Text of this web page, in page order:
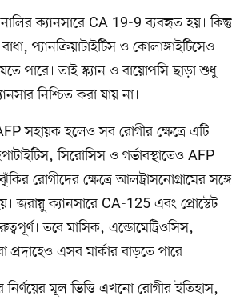
ক্যানসারে CA 19-9 ব্যবহৃত হয়। কিন্তু
প্যানক্রিয়াটাইটিস ও কোলাঙ্গাইটিসেও
পারে। তাই স্ক্যান ও বায়োপসি ছাড়া শুধু
নিশ্চিত করা যায় না।
সহায়ক হলেও সব রোগীর ক্ষেত্রে এটি
সিরোসিস ও গর্ভাবস্থাতেও AFP
রোগীদের ক্ষেত্রে আলট্রাসনোগ্রামের সঙ্গে
জরায়ু ক্যানসারে CA-125 এবং প্রোস্টেট
তবে মাসিক, এন্ডোমেট্রিওসিস,
প্রদাহেও এসব মার্কার বাড়তে পারে।
মূল ভিত্তি এখনো রোগীর ইতিহাস,